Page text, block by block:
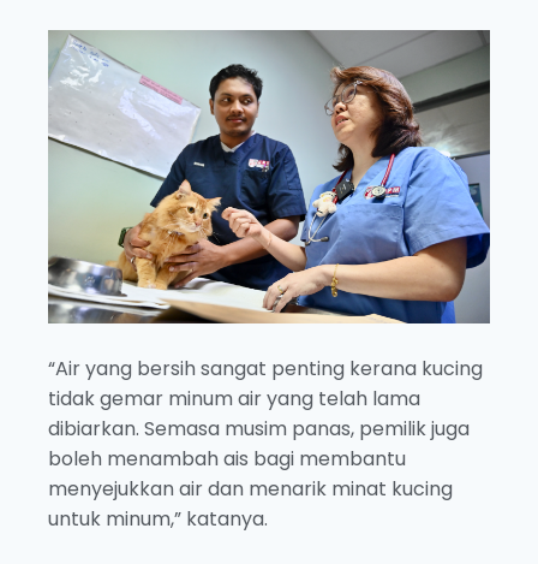
“Air yang bersih sangat penting kerana kucing
tidak gemar minum air yang telah lama
dibiarkan. Semasa musim panas, pemilik juga
boleh menambah ais bagi membantu
menyejukkan air dan menarik minat kucing
untuk minum,” katanya.